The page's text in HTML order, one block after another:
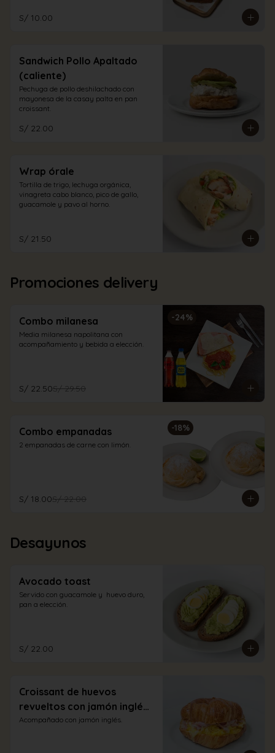
S/ 10.00
Sandwich Pollo Apaltado
(caliente)
Pechuga de pollo deshilachado con
mayonesa de la casay palta en pan
croissant.
S/ 22.00
Wrap órale
Tortilla de trigo, lechuga orgánica,
vinagreta cabo blanco, pico de gallo,
guacamole y pavo al horno.
S/ 21.50
Promociones delivery
-24%
Combo milanesa
Media milanesa napolitana con
acompañamiento y bebida a elección.
S/ 22.50S/ 29.50
-18%
Combo empanadas
2 empanadas de carne con limón.
S/ 18.00S/ 22.00
Desayunos
Avocado toast
Servido con guacamole y  huevo duro,
pan a elección.
S/ 22.00
Croissant de huevos
revueltos con jamón inglés
y queso
Acompañado con jamón inglés.